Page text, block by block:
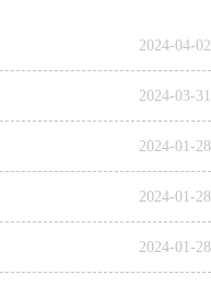
2024-04-02
2024-03-31
2024-01-28
2024-01-28
2024-01-28